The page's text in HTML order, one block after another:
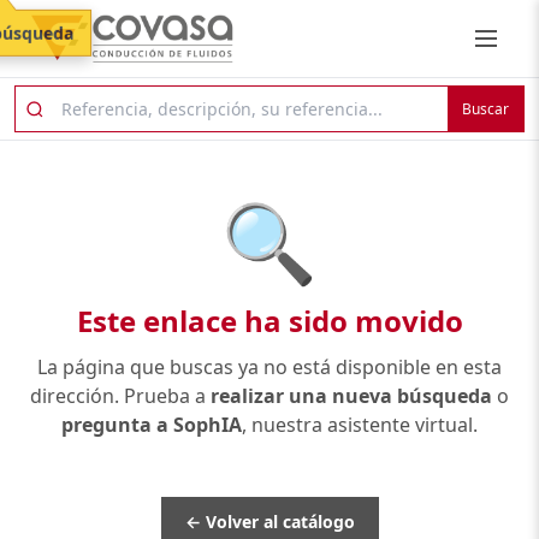
Buscar
🔍
Este enlace ha sido movido
La página que buscas ya no está disponible en esta
dirección. Prueba a realizar una nueva búsqueda o
pregunta a SophIA, nuestra asistente virtual.
← Volver al catálogo